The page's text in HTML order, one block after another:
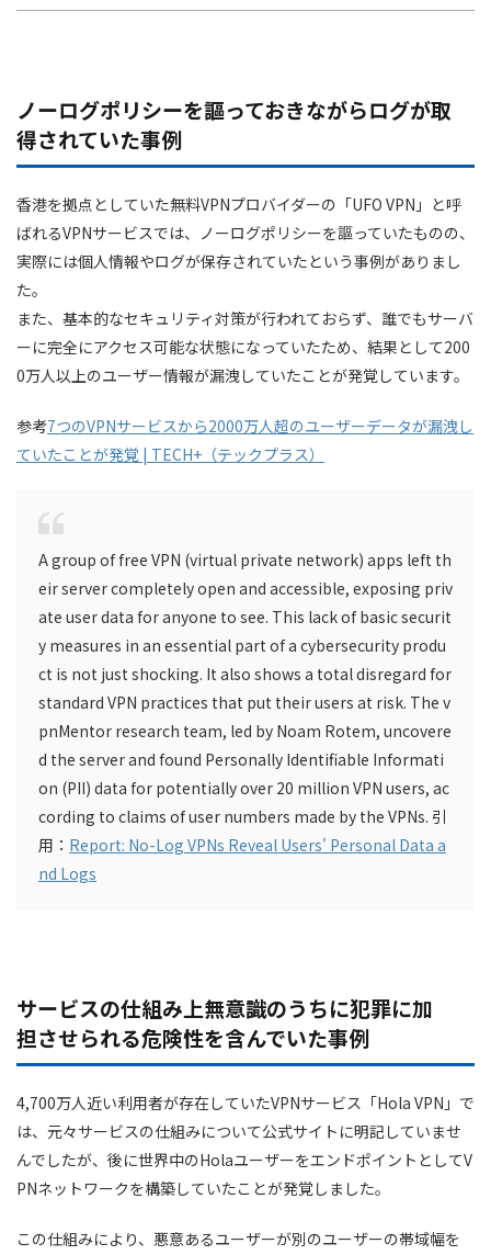
アラブ首長国連邦(1) :
ノーログポリシーを謳っておきながらログが取
得されていた事例
香港を拠点としていた無料VPNプロバイダーの「UFO VPN」と呼
ばれるVPNサービスでは、ノーログポリシーを謳っていたものの、
実際には個人情報やログが保存されていたという事例がありまし
た。
また、基本的なセキュリティ対策が行われておらず、誰でもサーバ
ーに完全にアクセス可能な状態になっていたため、結果として200
0万人以上のユーザー情報が漏洩していたことが発覚しています。
参考7つのVPNサービスから2000万人超のユーザーデータが漏洩し
ていたことが発覚 | TECH+（テックプラス）
A group of free VPN (virtual private network) apps left th
eir server completely open and accessible, exposing priv
ate user data for anyone to see. This lack of basic securit
y measures in an essential part of a cybersecurity produ
ct is not just shocking. It also shows a total disregard for
standard VPN practices that put their users at risk. The v
pnMentor research team, led by Noam Rotem, uncovere
d the server and found Personally Identifiable Informati
on (PII) data for potentially over 20 million VPN users, ac
cording to claims of user numbers made by the VPNs. 引
用： Report: No-Log VPNs Reveal Users' Personal Data a
nd Logs
サービスの仕組み上無意識のうちに犯罪に加
担させられる危険性を含んでいた事例
4,700万人近い利用者が存在していたVPNサービス「Hola VPN」で
は、元々サービスの仕組みについて公式サイトに明記していませ
んでしたが、後に世界中のHolaユーザーをエンドポイントとしてV
PNネットワークを構築していたことが発覚しました。
この仕組みにより、悪意あるユーザーが別のユーザーの帯域幅を